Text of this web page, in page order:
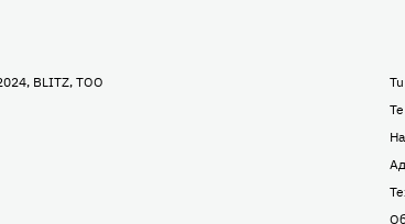
BLITZ, TOO